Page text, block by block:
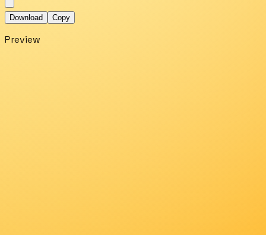
Download Copy
Preview